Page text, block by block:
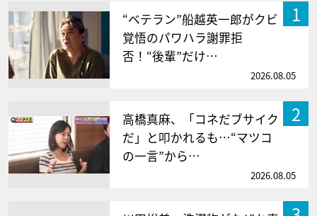
1
“ベテラン”船越英一郎がクビ
覚悟のパワハラ謝罪拒
否！“後輩”だけ…
2026.08.05
2
高橋真麻、「コネだブサイク
だ」と叩かれるも…“マツコ
の一言”から…
2026.08.05